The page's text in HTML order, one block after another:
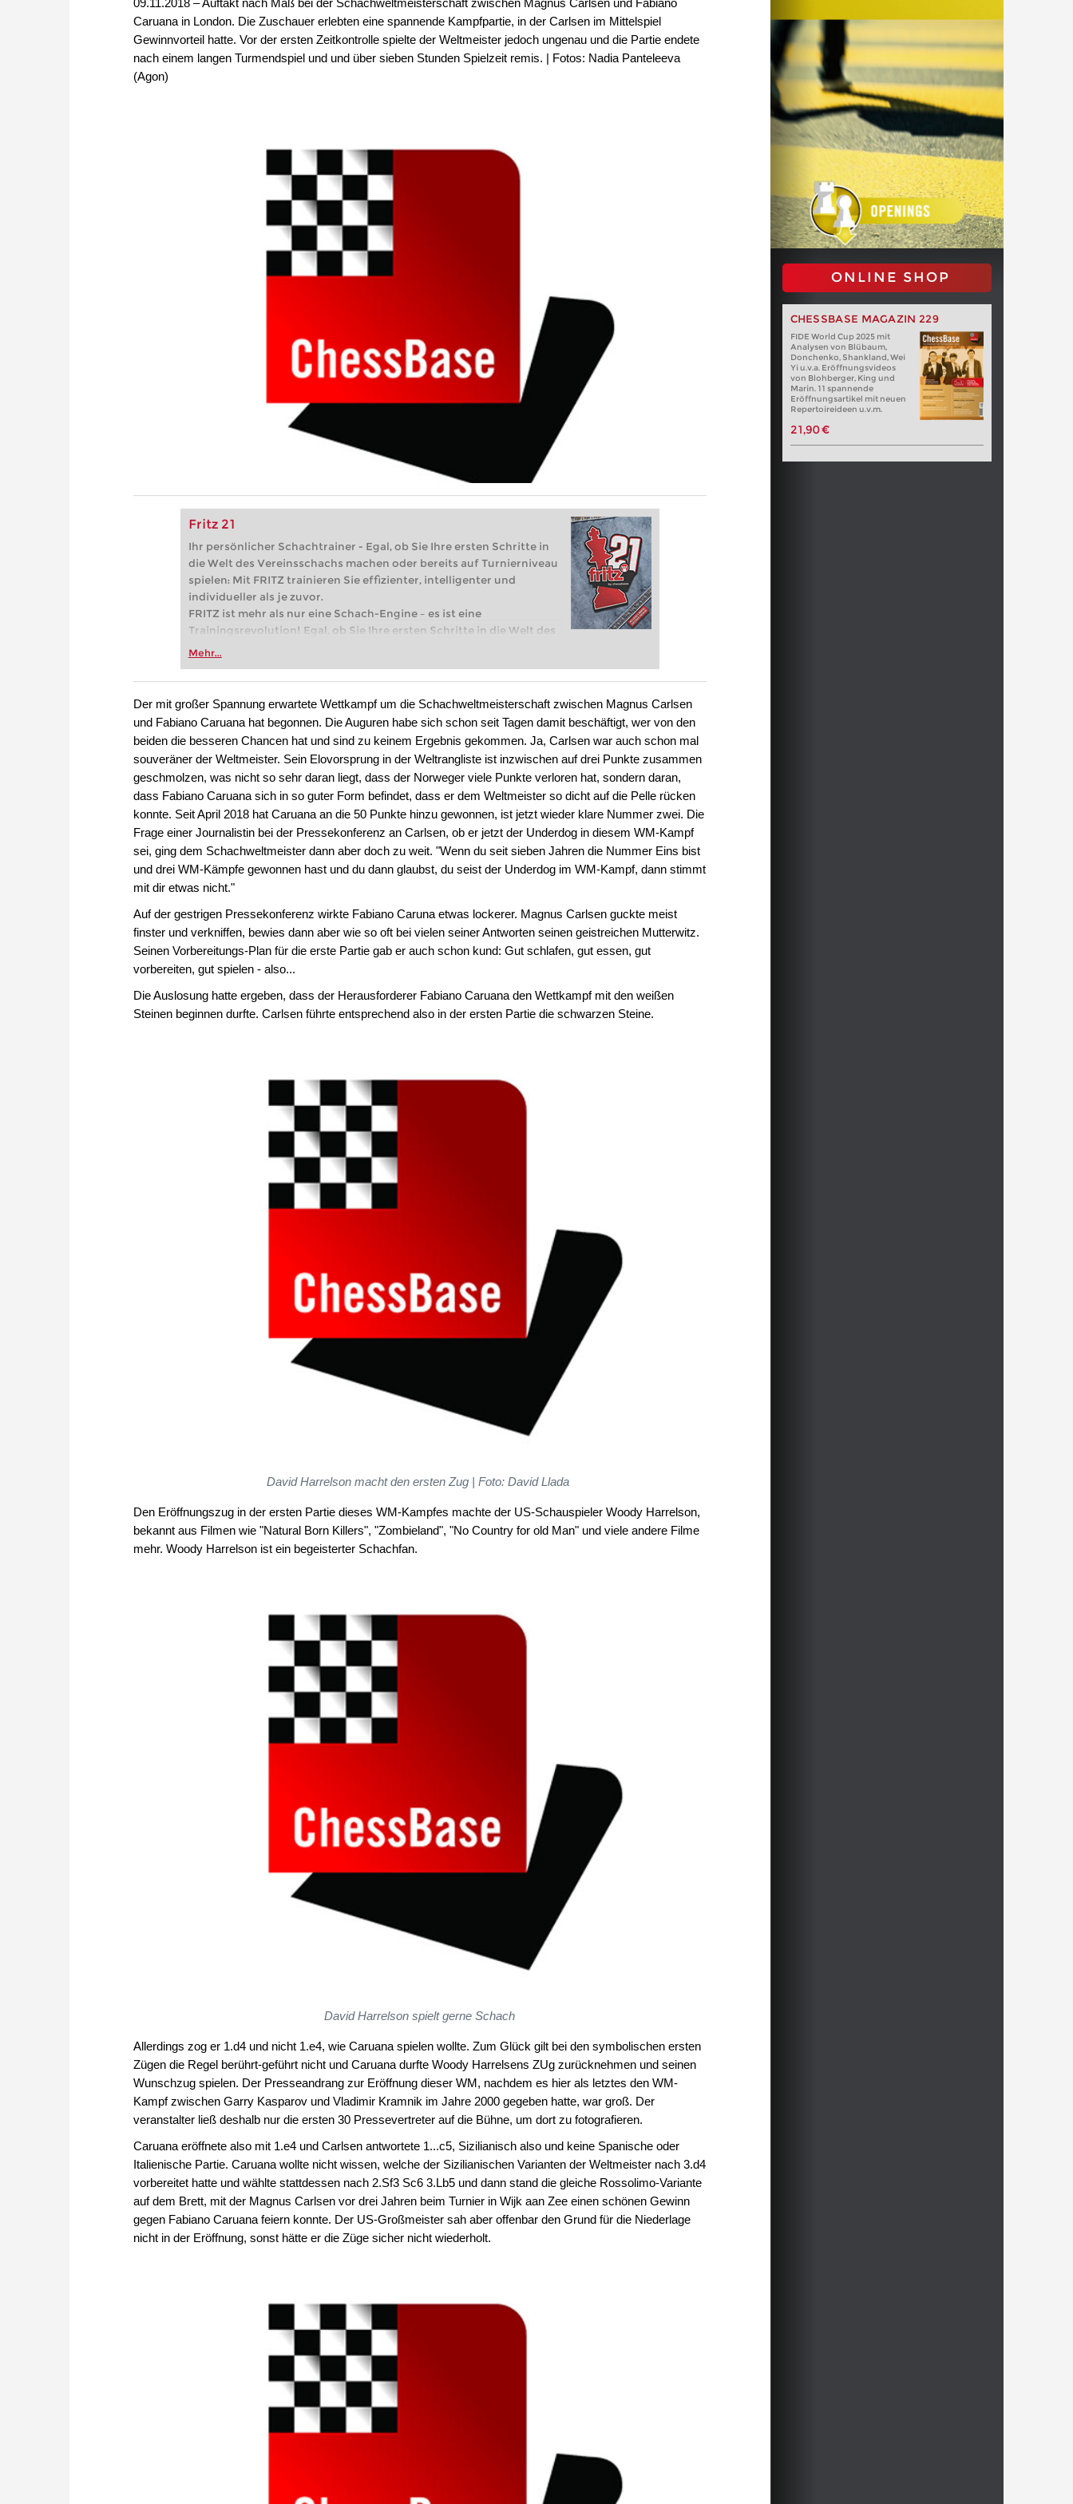
Caruana in London. Die Zuschauer erlebten eine spannende Kampfpartie, in der Carlsen im Mittelspiel
Gewinnvorteil hatte. Vor der ersten Zeitkontrolle spielte der Weltmeister jedoch ungenau und die Partie endete
nach einem langen Turmendspiel und und über sieben Stunden Spielzeit remis. | Fotos: Nadia Panteleeva
(Agon)
Fritz 21
Ihr persönlicher Schachtrainer - Egal, ob Sie Ihre ersten Schritte in
die Welt des Vereinsschachs machen oder bereits auf Turnierniveau
spielen: Mit FRITZ trainieren Sie effizienter, intelligenter und
individueller als je zuvor.
FRITZ ist mehr als nur eine Schach-Engine – es ist eine
Trainingsrevolution! Egal, ob Sie Ihre ersten Schritte in die Welt des
Vereinsschachs machen oder bereits auf Turnierniveau spielen: Mit
zuvor.
Mehr...
ONLINE SHOP
CHESSBASE MAGAZIN 229
FIDE World Cup 2025 mit
Analysen von Blübaum,
Donchenko, Shankland, Wei
Yi u.v.a. Eröffnungsvideos
von Blohberger, King und
Marin. 11 spannende
Eröffnungsartikel mit neuen
Repertoireideen u.v.m.
21,90 €
Der mit großer Spannung erwartete Wettkampf um die Schachweltmeisterschaft zwischen Magnus Carlsen
und Fabiano Caruana hat begonnen. Die Auguren habe sich schon seit Tagen damit beschäftigt, wer von den
beiden die besseren Chancen hat und sind zu keinem Ergebnis gekommen. Ja, Carlsen war auch schon mal
souveräner der Weltmeister. Sein Elovorsprung in der Weltrangliste ist inzwischen auf drei Punkte zusammen
geschmolzen, was nicht so sehr daran liegt, dass der Norweger viele Punkte verloren hat, sondern daran,
dass Fabiano Caruana sich in so guter Form befindet, dass er dem Weltmeister so dicht auf die Pelle rücken
konnte. Seit April 2018 hat Caruana an die 50 Punkte hinzu gewonnen, ist jetzt wieder klare Nummer zwei. Die
Frage einer Journalistin bei der Pressekonferenz an Carlsen, ob er jetzt der Underdog in diesem WM-Kampf
sei, ging dem Schachweltmeister dann aber doch zu weit. "Wenn du seit sieben Jahren die Nummer Eins bist
und drei WM-Kämpfe gewonnen hast und du dann glaubst, du seist der Underdog im WM-Kampf, dann stimmt
mit dir etwas nicht."
Auf der gestrigen Pressekonferenz wirkte Fabiano Caruna etwas lockerer. Magnus Carlsen guckte meist
finster und verkniffen, bewies dann aber wie so oft bei vielen seiner Antworten seinen geistreichen Mutterwitz.
Seinen Vorbereitungs-Plan für die erste Partie gab er auch schon kund: Gut schlafen, gut essen, gut
vorbereiten, gut spielen - also...
Die Auslosung hatte ergeben, dass der Herausforderer Fabiano Caruana den Wettkampf mit den weißen
Steinen beginnen durfte. Carlsen führte entsprechend also in der ersten Partie die schwarzen Steine.
David Harrelson macht den ersten Zug | Foto: David Llada
Den Eröffnungszug in der ersten Partie dieses WM-Kampfes machte der US-Schauspieler Woody Harrelson,
bekannt aus Filmen wie "Natural Born Killers", "Zombieland", "No Country for old Man" und viele andere Filme
mehr. Woody Harrelson ist ein begeisterter Schachfan.
David Harrelson spielt gerne Schach
Allerdings zog er 1.d4 und nicht 1.e4, wie Caruana spielen wollte. Zum Glück gilt bei den symbolischen ersten
Zügen die Regel berührt-geführt nicht und Caruana durfte Woody Harrelsens ZUg zurücknehmen und seinen
Wunschzug spielen. Der Presseandrang zur Eröffnung dieser WM, nachdem es hier als letztes den WM-
Kampf zwischen Garry Kasparov und Vladimir Kramnik im Jahre 2000 gegeben hatte, war groß. Der
veranstalter ließ deshalb nur die ersten 30 Pressevertreter auf die Bühne, um dort zu fotografieren.
Caruana eröffnete also mit 1.e4 und Carlsen antwortete 1...c5, Sizilianisch also und keine Spanische oder
Italienische Partie. Caruana wollte nicht wissen, welche der Sizilianischen Varianten der Weltmeister nach 3.d4
vorbereitet hatte und wählte stattdessen nach 2.Sf3 Sc6 3.Lb5 und dann stand die gleiche Rossolimo-Variante
auf dem Brett, mit der Magnus Carlsen vor drei Jahren beim Turnier in Wijk aan Zee einen schönen Gewinn
gegen Fabiano Caruana feiern konnte. Der US-Großmeister sah aber offenbar den Grund für die Niederlage
nicht in der Eröffnung, sonst hätte er die Züge sicher nicht wiederholt.